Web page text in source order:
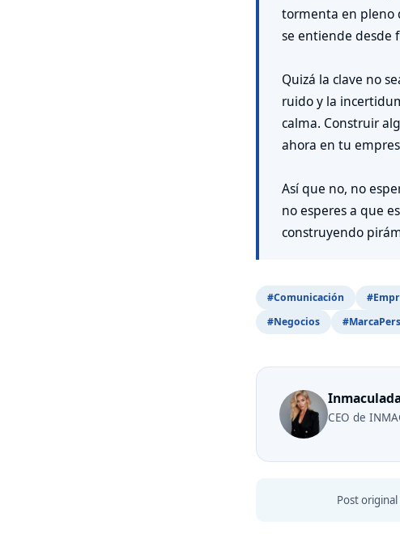
tormenta en pleno
se entiende desde
Quizá la clave no
ruido y la
calma. Construir
ahora en tu
Así que no, no
no esperes a que
construyendo
#Comunicación
#Negocios
CEO de
Post